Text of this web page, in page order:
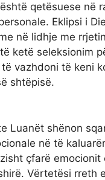
qetësuese në
Eklipsi i
në lidhje me
ketë seleksionim
vazhdoni të keni
shtëpisë.
Luanët shënon
në të
çfarë emocionit
Vërtetësi rreth